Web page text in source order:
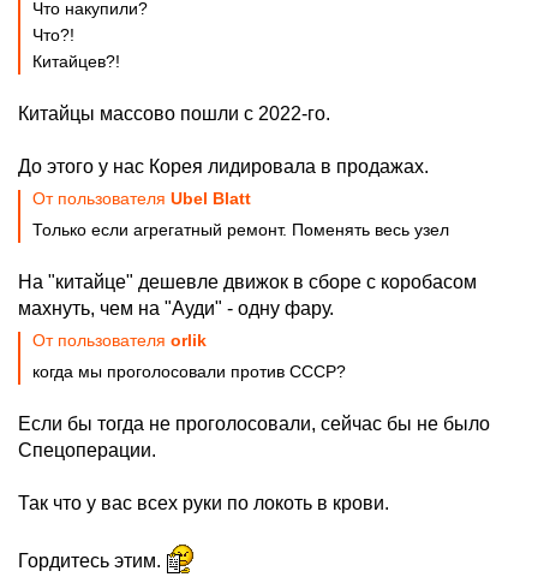
Что накупили?
Что?!
Китайцев?!
Китайцы массово пошли с 2022-го.
До этого у нас Корея лидировала в продажах.
От пользователя Ubel Blatt
Только если агрегатный ремонт. Поменять весь узел
На "китайце" дешевле движок в сборе с коробасом
махнуть, чем на "Ауди" - одну фару.
От пользователя orlik
когда мы проголосовали против СССР?
Если бы тогда не проголосовали, сейчас бы не было
Спецоперации.
Так что у вас всех руки по локоть в крови.
Гордитесь этим.